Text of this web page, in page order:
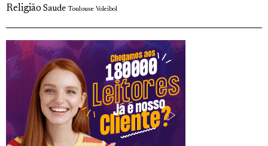
Religião Saude Toulouse Voleibol